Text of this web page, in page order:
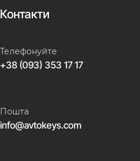
Контакти
Телефонуйте
+38 (093) 353 17 17
Пошта
info@avtokeys.com